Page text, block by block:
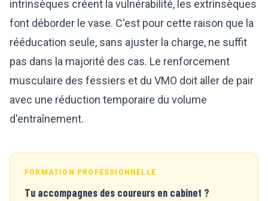
intrinsèques créent la vulnérabilité, les extrinsèques
font déborder le vase. C'est pour cette raison que la
rééducation seule, sans ajuster la charge, ne suffit
pas dans la majorité des cas. Le renforcement
musculaire des fessiers et du VMO doit aller de pair
avec une réduction temporaire du volume
d'entraînement.
FORMATION PROFESSIONNELLE
Tu accompagnes des coureurs en cabinet ?